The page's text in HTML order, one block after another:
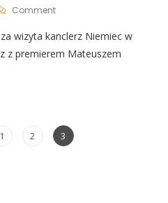
CommentOn
Merkel
Poruszona
Wstyd
Za
wizyta kanclerz Niemiec w
z premierem Mateuszem
Nawigacja
Page
1 Page
2 Page
3